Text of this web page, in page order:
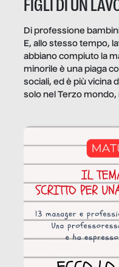
FIGLI DI UN
Di professione
E, allo stesso tempo,
abbiano compiuto la
minorile è una piaga
sociali, ed è più vicina
solo nel Terzo mondo,